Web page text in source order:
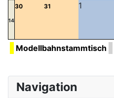
14
30 31 1
Modellbahnstammtisch
Navigation